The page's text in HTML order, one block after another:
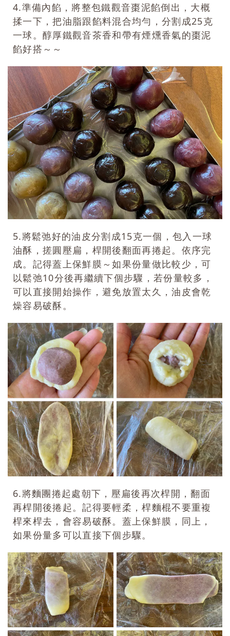
4.準備內餡，將整包鐵觀音棗泥餡倒出，大概
揉一下，把油脂跟餡料混合均勻，分割成25克
一球。醇厚鐵觀音茶香和帶有煙燻香氣的棗泥
餡好搭～～
5.將鬆弛好的油皮分割成15克一個，包入一球
油酥，搓圓壓扁，桿開後翻面再捲起。依序完
成。記得蓋上保鮮膜～如果份量做比較少，可
以鬆弛10分後再繼續下個步驟，若份量較多，
可以直接開始操作，避免放置太久，油皮會乾
燥容易破酥。
6.將麵團捲起處朝下，壓扁後再次桿開，翻面
再桿開後捲起。記得要輕柔，桿麵棍不要重複
桿來桿去，會容易破酥。蓋上保鮮膜，同上，
如果份量多可以直接下個步驟。